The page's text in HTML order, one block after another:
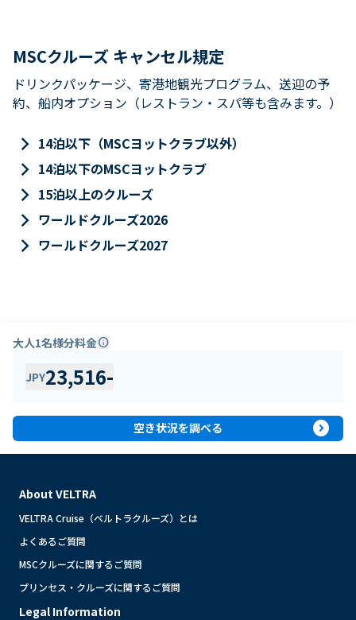
MSCクルーズ キャンセル規定
ドリンクパッケージ、寄港地観光プログラム、送迎の予
約、船内オプション（レストラン・スパ等も含みます。）
keyboard_arrow_right 14泊以下（MSCヨットクラブ以外）
keyboard_arrow_right 14泊以下のMSCヨットクラブ
keyboard_arrow_right 15泊以上のクルーズ
keyboard_arrow_right ワールドクルーズ2026
keyboard_arrow_right ワールドクルーズ2027
大人1名様分料金info
JPY23,516-
空き状況を調べる expand_circle_right
About VELTRA
VELTRA Cruise（ベルトラクルーズ）とは
よくあるご質問
MSCクルーズに関するご質問
プリンセス・クルーズに関するご質問
Legal Information